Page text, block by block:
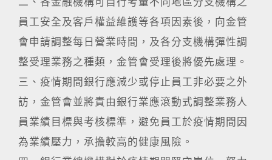
員工安全及客戶權益維護等各項因素後，向金管
會申請調整每日營業時間，及各分支機構彈性調
整受理業務之種類，金管會受理後將優先處理。
三、疫情期間銀行應減少或停止員工非必要之外
訪，金管會並將責由銀行業應滾動式調整業務人
員業績目標與考核標準，避免員工於疫情期間因
為業績壓力，承擔較高的健康風險。